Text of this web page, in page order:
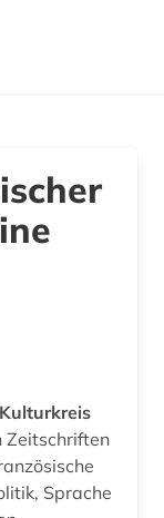
Zeitschriften
Sprache